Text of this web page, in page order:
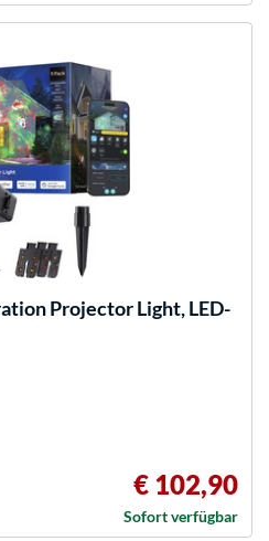
Projector Light, LED-
€ 102,90
Sofort verfügbar